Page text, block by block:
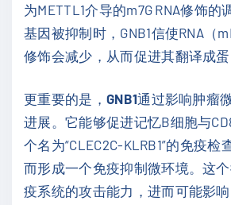
为METTL1介导的m7G RNA修饰的
基因被抑制时，GNB1信使RNA（
修饰会减少，从而促进其翻译成蛋
更重要的是， GNB1通过影响肿瘤
进展。它能够促进记忆B细胞与
个名为“CLEC2C-KLRB1”的免疫检
而形成一个免疫抑制微环境。这
疫系统的攻击能力，进而可能影